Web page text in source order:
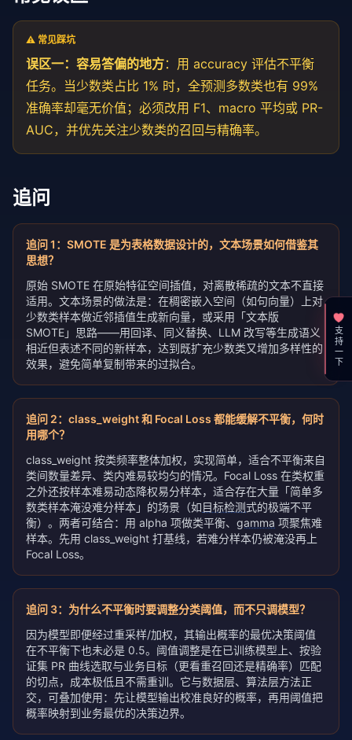
⚠️ 常见踩坑
误区一：容易答偏的地方：用 accuracy 评估不平衡
任务。当少数类占比 1% 时，全预测多数类也有 99%
准确率却毫无价值；必须改用 F1、macro 平均或 PR-
AUC，并优先关注少数类的召回与精确率。
追问
追问1 ： SMOTE 是为表格数据设计的，文本场景如何借鉴其
思想？
原始 SMOTE 在原始特征空间插值，对离散稀疏的文本不直接
适用。文本场景的做法是：在稠密嵌入空间（如句向量）上对
少数类样本做近邻插值生成新向量，或采用「文本版
SMOTE」思路——用回译、同义替换、LLM 改写等生成语义
相近但表述不同的新样本，达到既扩充少数类又增加多样性的
效果，避免简单复制带来的过拟合。
追问 2： class_weight 和 Focal Loss 都能缓解不平衡，何时
用哪个？
class_weight 按类频率整体加权，实现简单，适合不平衡来自
类间数量差异、类内难易较均匀的情况。Focal Loss 在类权重
之外还按样本难易动态降权易分样本，适合存在大量「简单多
数类样本淹没难分样本」的场景（如目标检测式的极端不平
衡）。两者可结合：用 alpha 项做类平衡、 gamma 项聚焦难
样本。先用 class_weight 打基线，若难分样本仍被淹没再上
Focal Loss。
追问 3： 为什么不平衡时要调整分类阈值，而不只调模型？
因为模型即便经过重采样/加权，其输出概率的最优决策阈值
在不平衡下也未必是 0.5。阈值调整是在已训练模型上、按验
证集 PR 曲线选取与业务目标（更看重召回还是精确率）匹配
的切点，成本极低且不需重训。它与数据层、算法层方法正
交，可叠加使用：先让模型输出校准良好的概率，再用阈值把
概率映射到业务最优的决策边界。
支持一下